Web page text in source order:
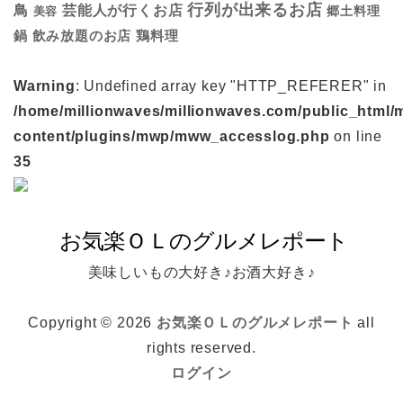
鳥 美容 芸能人が行くお店 行列が出来るお店 郷土料理
鍋 飲み放題のお店 鶏料理
Warning: Undefined array key "HTTP_REFERER" in
/home/millionwaves/millionwaves.com/public_html/
content/plugins/mwp/mww_accesslog.php on line
35
美味しいもの大好き♪お酒大好き♪
Copyright © 2026 お気楽ＯＬのグルメレポート all
rights reserved.
ログイン